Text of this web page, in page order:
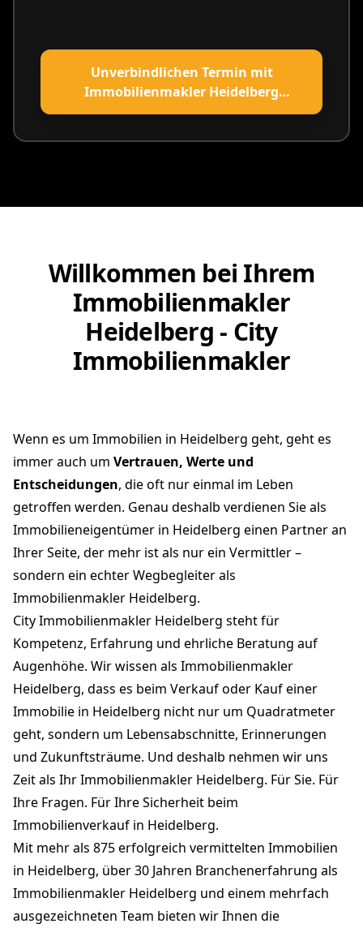
Unverbindlichen Termin mit
Immobilienmakler Heidelberg
vereinbaren
Willkommen bei Ihrem
Immobilienmakler
Heidelberg - City
Immobilienmakler
Wenn es um Immobilien in Heidelberg geht, geht es
immer auch um Vertrauen, Werte und
Entscheidungen, die oft nur einmal im Leben
getroffen werden. Genau deshalb verdienen Sie als
Immobilieneigentümer in Heidelberg einen Partner an
Ihrer Seite, der mehr ist als nur ein Vermittler –
sondern ein echter Wegbegleiter als
Immobilienmakler Heidelberg.
City Immobilienmakler Heidelberg steht für
Kompetenz, Erfahrung und ehrliche Beratung auf
Augenhöhe. Wir wissen als Immobilienmakler
Heidelberg, dass es beim Verkauf oder Kauf einer
Immobilie in Heidelberg nicht nur um Quadratmeter
geht, sondern um Lebensabschnitte, Erinnerungen
und Zukunftsträume. Und deshalb nehmen wir uns
Zeit als Ihr Immobilienmakler Heidelberg. Für Sie. Für
Ihre Fragen. Für Ihre Sicherheit beim
Immobilienverkauf in Heidelberg.
Mit mehr als 875 erfolgreich vermittelten Immobilien
in Heidelberg, über 30 Jahren Branchenerfahrung als
Immobilienmakler Heidelberg und einem mehrfach
ausgezeichneten Team bieten wir Ihnen die